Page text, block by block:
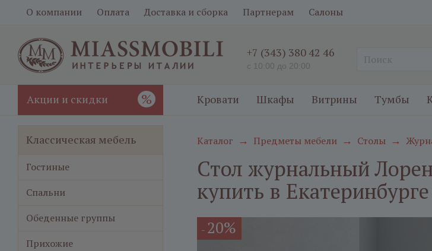
О компании Оплата Доставка и сборка Партнерам Салоны
+7 (343) 380 42 46
с 10:00 до 20:00
Акции и скидки % Кровати Шкафы Витрины Тумбы
Каталог → Предметы мебели → Столы →
Стол журнальный
купить в Екатеринбурге
- 20%
Классическая мебель
Гостиные
Спальни
Обеденные группы
Прихожие